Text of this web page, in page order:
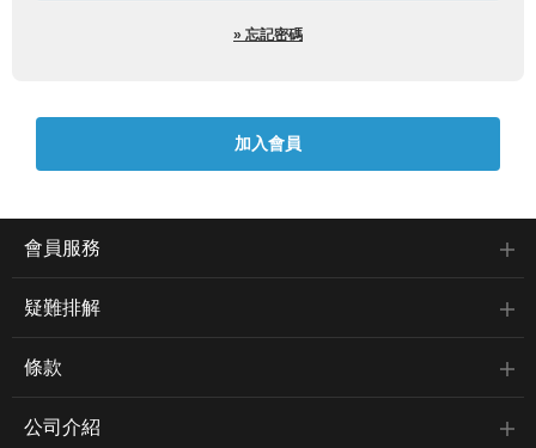
» 忘記密碼
會員服務
疑難排解
條款
公司介紹